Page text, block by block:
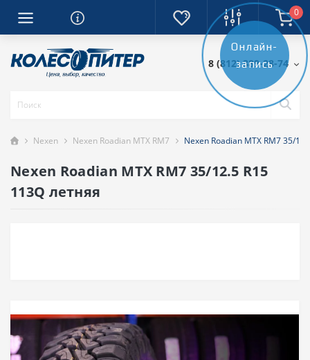
0
8 (812) 389-28-74
Nexen Nexen Roadian MTX RM7 Nexen Roadian MTX RM7 35/
Nexen Roadian MTX RM7 35/12.5 R15
113Q летняя
Онлайн-
запись